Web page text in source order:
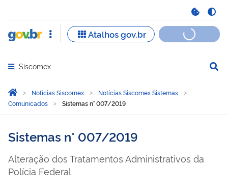
Abrir menu principal de navegação
Siscomex
Você está aqui:
Página Inicial
Notícias Siscomex
Notícias Siscomex Sistemas
Comunicados
Sistemas n° 007/2019
Sistemas n° 007/2019
Alteração dos Tratamentos Administrativos da
Polícia Federal